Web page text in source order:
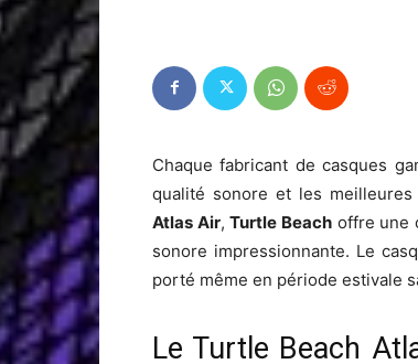
Chaque fabricant de casques
qualité sonore et les
Atlas Air,Turtle Beach offre une
sonore impressionnante. Le
porté même en période estivale
Le Turtle Beach